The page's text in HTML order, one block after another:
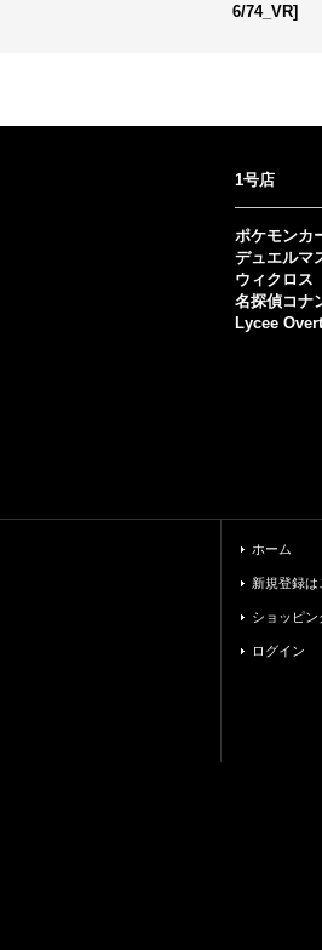
6/74_VR]
1号店
ポケモンカ
デュエルマ
ウィクロス
名探偵コナ
Lycee
ホーム
新規登録は
ショッピン
ログイン